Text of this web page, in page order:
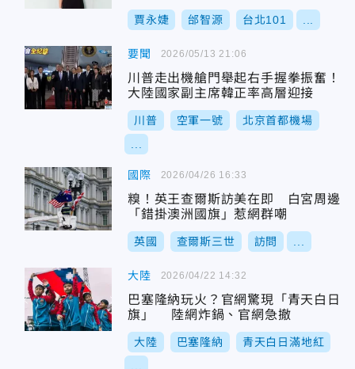
同一國！
賈永婕 邰智源 台北101
要聞
川普走出機艙門舉起右手握拳振奮！
大陸國家副主席韓正率高層迎接
川普 空軍一號 北京首都機場
2026/05/13 21:06
國際
糗！英王查爾斯訪美在即 白宮周邊
「錯掛澳洲國旗」惹網群嘲
英國 查爾斯三世 訪問
2026/04/26 16:33
大陸
巴塞隆納玩火？官網驚現「青天白日
旗」 陸網炸鍋、官網急撤
大陸 巴塞隆納 青天白日滿地紅
2026/04/22 14:32